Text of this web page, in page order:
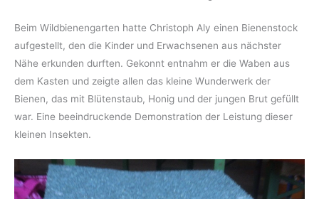
Beim Wildbienengarten hatte Christoph Aly einen Bienenstock
aufgestellt, den die Kinder und Erwachsenen aus nächster
Nähe erkunden durften. Gekonnt entnahm er die Waben aus
dem Kasten und zeigte allen das kleine Wunderwerk der
Bienen, das mit Blütenstaub, Honig und der jungen Brut gefüllt
war. Eine beeindruckende Demonstration der Leistung dieser
kleinen Insekten.